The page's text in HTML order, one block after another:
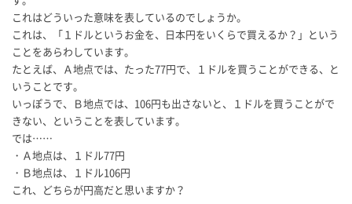
これはどういった意味を表しているのでしょうか。
これは、「１ドルというお金を、日本円をいくらで買えるか？」という
ことをあらわしています。
たとえば、Ａ地点では、たった77円で、１ドルを買うことができる、と
いうことです。
いっぽうで、Ｂ地点では、106円も出さないと、１ドルを買うことがで
きない、ということを表しています。
では……
・Ａ地点は、１ドル77円
・Ｂ地点は、１ドル106円
これ、どちらが円高だと思いますか？